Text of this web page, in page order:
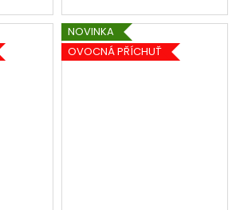
NOVINKA
OVOCNÁ PŘÍCHUŤ